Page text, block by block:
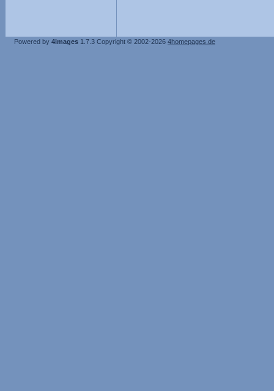
Powered by 4images 1.7.3 Copyright © 2002-2026 4homepages.de